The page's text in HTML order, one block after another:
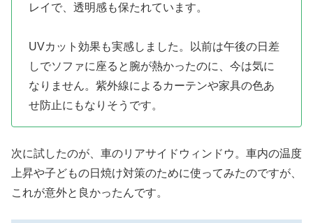
レイで、透明感も保たれています。
UVカット効果も実感しました。以前は午後の日差
しでソファに座ると腕が熱かったのに、今は気に
なりません。紫外線によるカーテンや家具の色あ
せ防止にもなりそうです。
次に試したのが、車のリアサイドウィンドウ。車内の温度
上昇や子どもの日焼け対策のために使ってみたのですが、
これが意外と良かったんです。